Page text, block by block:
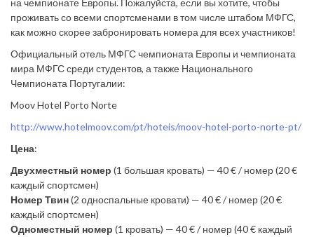
на чемпионате Европы. Пожалуйста, если вы хотите, чтобы
проживать со всеми спортсменами в том числе штабом МФГС,
как можно скорее забронировать номера для всех участников!
Официальный отель МФГС чемпионата Европы и чемпионата
мира МФГС среди студентов, а также Национального
Чемпионата Португалии:
Moov Hotel Porto Norte
http://www.hotelmoov.com/pt/hoteis/moov-hotel-porto-norte-pt/
Цена:
Двухместный номер (1 большая кровать) — 40 € / номер (20 €
каждый спортсмен)
Номер Твин(2 односпальные кровати) — 40 € / номер (20 €
каждый спортсмен)
Одноместный номер (1 кровать) — 40 € / номер (40 € каждый